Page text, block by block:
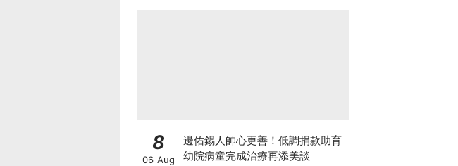
8
06 Aug
邊佑錫人帥心更善！低調捐款助育
幼院病童完成治療再添美談